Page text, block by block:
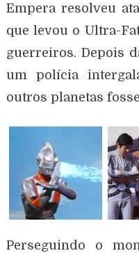
Empera resolveu
que levou o Ultra-
guerreiros. Depois
um polícia
outros planetas
Perseguindo o